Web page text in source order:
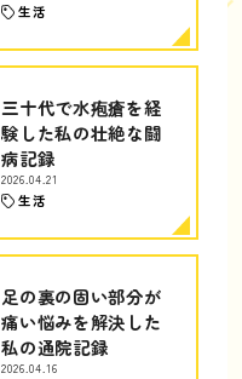
生活
三十代で水疱瘡を経
験した私の壮絶な闘
病記録
2026.04.21
生活
足の裏の固い部分が
痛い悩みを解決した
私の通院記録
2026.04.16